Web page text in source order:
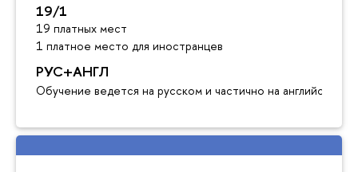
19/1
19 платных мест
1 платное место для иностранцев
РУС+АНГЛ
Обучение ведется на русском и частично на английском